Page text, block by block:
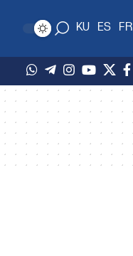
FR
ES
KU